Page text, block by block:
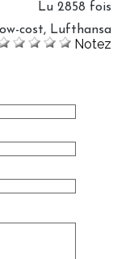
Lu 2858 fois
low-cost, Lufthansa
Notez